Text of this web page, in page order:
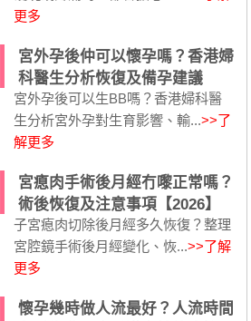
更多
宮外孕後仲可以懷孕嗎？香港婦
科醫生分析恢復及備孕建議
宮外孕後可以生BB嗎？香港婦科醫
生分析宮外孕對生育影響、輸...>>了
解更多
宮瘜肉手術後月經冇嚟正常嗎？
術後恢復及注意事項【2026】
子宮瘜肉切除後月經多久恢復？整理
宮腔鏡手術後月經變化、恢...>>了解
更多
懷孕幾時做人流最好？人流時間